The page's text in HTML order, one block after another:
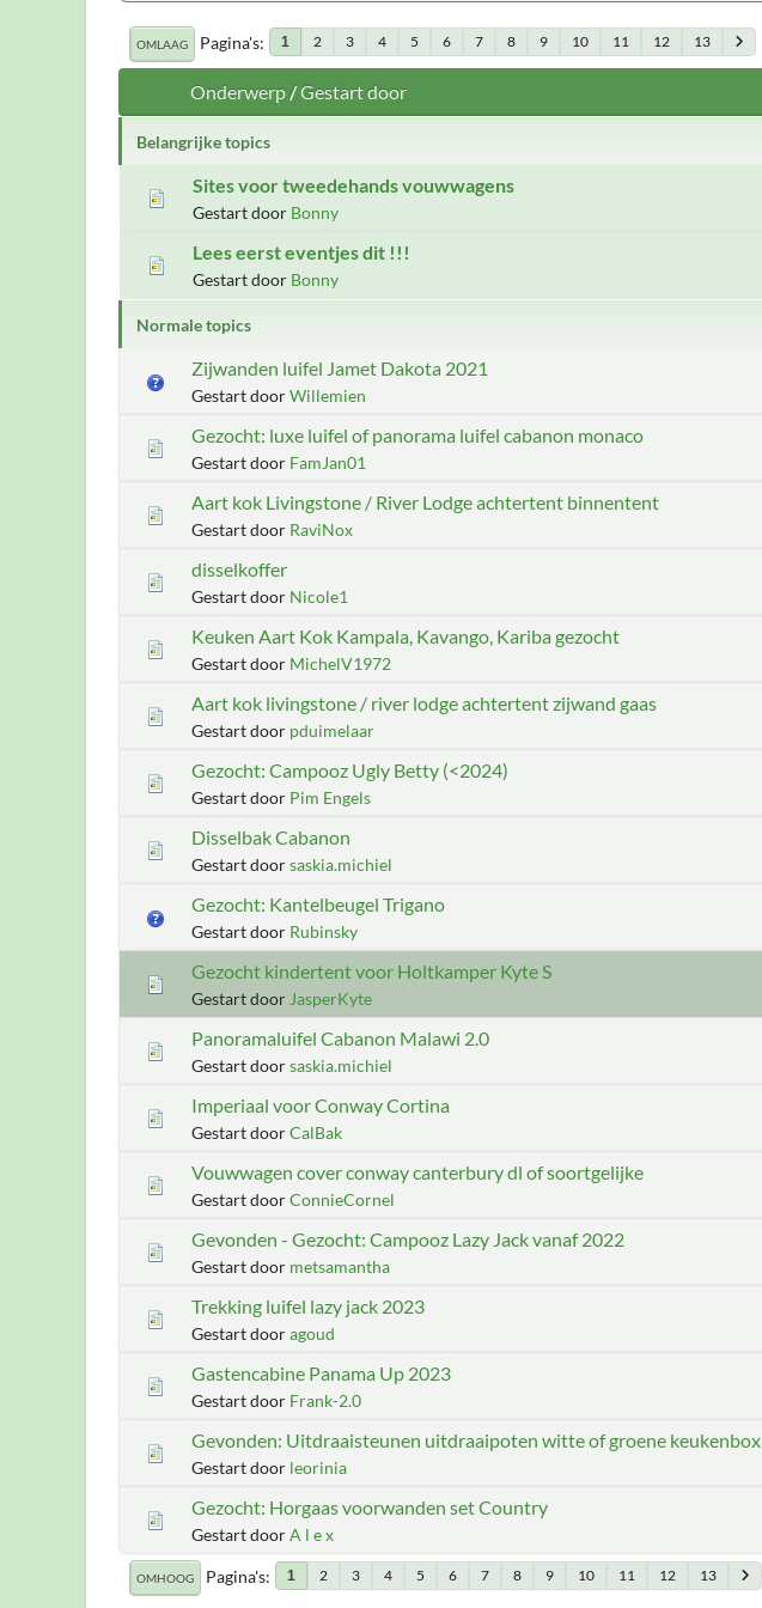
OMLAAG Pagina's 1 2 3 4 5 6 7 8 9 10 11 12 13
Onderwerp/Gestart door
Belangrijke topics
Sites voor tweedehands vouwwagens
Gestart door Bonny
Lees eerst eventjes dit !!!
Gestart door Bonny
Normale topics
Zijwanden luifel Jamet Dakota 2021
Gestart doorWillemien
Gezocht: luxe luifel of panorama luifel cabanon monaco
Gestart door FamJan01
Aart kok Livingstone / River Lodge achtertent binnentent
Gestart door RaviNox
disselkoffer
Gestart door Nicole1
Keuken Aart Kok Kampala, Kavango, Kariba gezocht
Gestart door MichelV1972
Aart kok livingstone / river lodge achtertent zijwand gaas
Gestart door pduimelaar
Gezocht: Campooz Ugly Betty (<2024)
Gestart door Pim Engels
Disselbak Cabanon
Gestart doorsaskia.michiel
Gezocht: Kantelbeugel Trigano
Gestart door Rubinsky
Gezocht kindertent voor Holtkamper Kyte S
Gestart door JasperKyte
Panoramaluifel Cabanon Malawi 2.0
Gestart doorsaskia.michiel
Imperiaal voor Conway Cortina
Gestart doorCalBak
Vouwwagen cover conway canterbury dl of soortgelijke
Gestart doorConnieCornel
Gevonden - Gezocht: Campooz Lazy Jack vanaf 2022
Gestart door metsamantha
Trekking luifel lazy jack 2023
Gestart dooragoud
Gastencabine Panama Up 2023
Gestart door Frank-2.0
Gevonden: Uitdraaisteunen uitdraaipoten witte of groene keukenbox
Gestart door leorinia
Gezocht: Horgaas voorwanden set Country
Gestart doorA l e x
OMHOOG Pagina's 1 2 3 4 5 6 7 8 9 10 11 12 13